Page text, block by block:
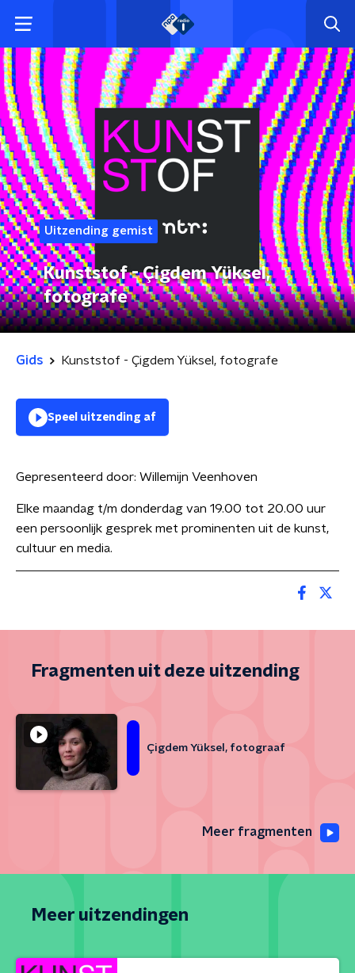
Uitzending gemist
Kunststof - Çigdem Yüksel,
fotografe
Gids Kunststof - Çigdem Yüksel, fotografe
Speel uitzending af
Gepresenteerd door: Willemijn Veenhoven
Elke maandag t/m donderdag van 19.00 tot 20.00 uur
een persoonlijk gesprek met prominenten uit de kunst,
cultuur en media.
Fragmenten uit deze uitzending
Çigdem Yüksel, fotograaf
Meer fragmenten
Meer uitzendingen